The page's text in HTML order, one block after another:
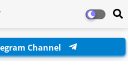
Channel